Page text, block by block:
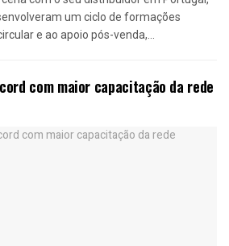
um ciclo de formações
e ao apoio pós-venda,...
com maior capacitação da rede